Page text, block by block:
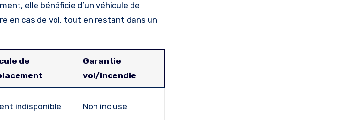
elle bénéficie d’un véhicule de
en cas de vol, tout en restant dans un
de
Garantie
vol/incendie
indisponible Non incluse